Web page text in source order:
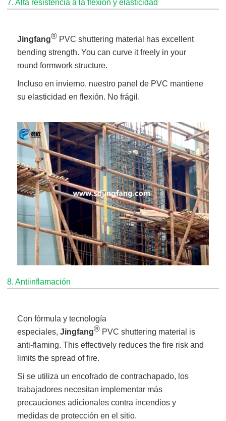
7. Alta resistencia a la flexión y elasticidad
Jingfang® PVC shuttering material has excellent
bending strength. You can curve it freely in your
round formwork structure.
Incluso en invierno, nuestro panel de PVC mantiene
su elasticidad en flexión. No frágil.
8. Antiinflamación
Con fórmula y tecnología
especiales,Jingfang® PVC shuttering material is
anti-flaming. This effectively reduces the fire risk and
limits the spread of fire.
Si se utiliza un encofrado de contrachapado, los
trabajadores necesitan implementar más
precauciones adicionales contra incendios y
medidas de protección en el sitio.